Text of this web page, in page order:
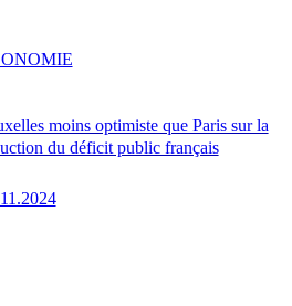
moins optimiste que Paris sur la
du déficit public français